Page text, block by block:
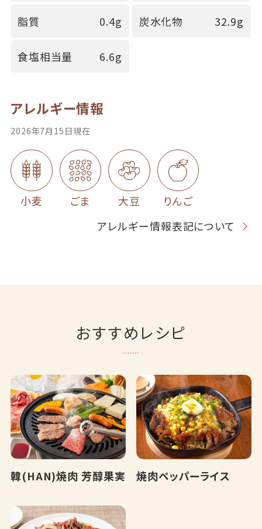
脂質 0.4g 炭水化物 32.9g
食塩相当量 6.6g
アレルギー情報
2026年7月15日現在
小麦 ごま 大豆
りんご
アレルギー情報表記について
おすすめレシピ
韓(HAN)焼肉 芳醇果実 焼肉ペッパーライス